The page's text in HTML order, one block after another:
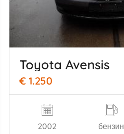
Toyota Avensis
€ 1.250
2002 бензин